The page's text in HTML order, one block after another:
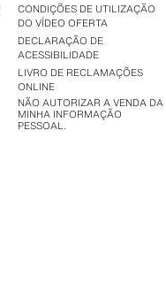
CONDIÇÕES DE UTILIZAÇÃO
DO VÍDEO OFERTA
DECLARAÇÃO DE
ACESSIBILIDADE
LIVRO DE RECLAMAÇÕES
ONLINE
NÃO AUTORIZAR A VENDA DA
MINHA INFORMAÇÃO
PESSOAL.